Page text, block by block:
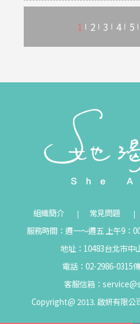
1 2 3 4 5
組織簡介 常見問題
服務時間：週一～週五 上午9：
地址：10483台北市中
電話：02-2986-0315
客服信箱：
Copyright@ 2013. 啟妍有限公